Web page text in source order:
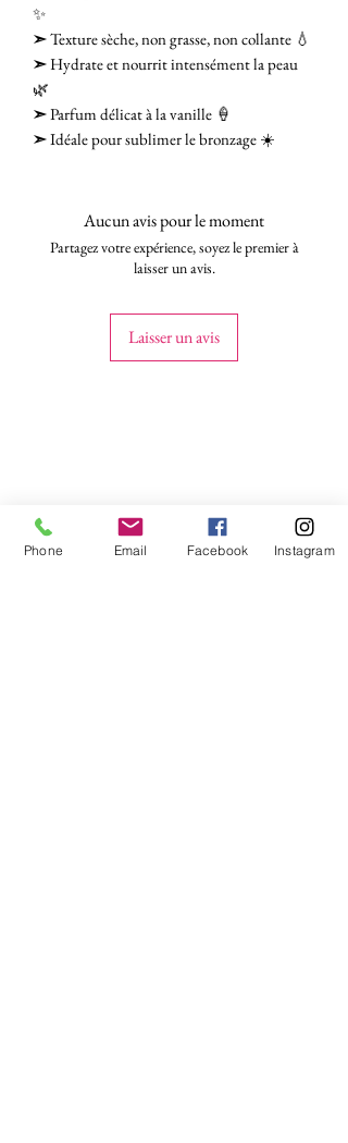
✨
➣Texture sèche, non grasse, non collante 💧
➣Hydrate et nourrit intensément la peau
🌿
➣Parfum délicat à la vanille 🍦
➣Idéale pour sublimer le bronzage ☀️
Aucun avis pour le moment
Partagez votre expérience, soyez le premier à
laisser un avis.
Laisser un avis
Phone Email Facebook Instagram